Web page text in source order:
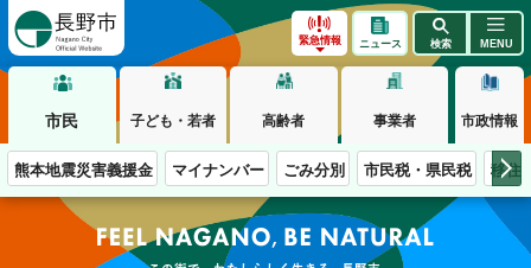
緊急情報 ニュース 検索 MENU
市民 子ども・若者 高齢者 事業者 市政情報
熊本地震災害義援金 マイナンバー ごみ分別 市民税・県民税 移住
この街で、わたしらしく生きる。長野市